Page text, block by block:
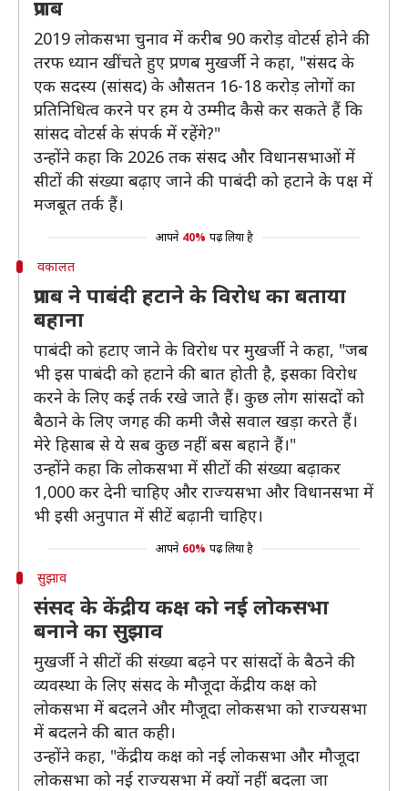
प्रणब
2019 लोकसभा चुनाव में करीब 90 करोड़ वोटर्स होने की
तरफ ध्यान खींचते हुए प्रणब मुखर्जी ने कहा, "संसद के
एक सदस्य (सांसद) के औसतन 16-18 करोड़ लोगों का
प्रतिनिधित्व करने पर हम ये उम्मीद कैसे कर सकते हैं कि
सांसद वोटर्स के संपर्क में रहेंगे?"
उन्होंने कहा कि 2026 तक संसद और विधानसभाओं में
सीटों की संख्या बढ़ाए जाने की पाबंदी को हटाने के पक्ष में
मजबूत तर्क हैं।
आपने 40% पढ़ लिया है
वकालत
प्रणब ने पाबंदी हटाने के विरोध का बताया
बहाना
पाबंदी को हटाए जाने के विरोध पर मुखर्जी ने कहा, "जब
भी इस पाबंदी को हटाने की बात होती है, इसका विरोध
करने के लिए कई तर्क रखे जाते हैं। कुछ लोग सांसदों को
बैठाने के लिए जगह की कमी जैसे सवाल खड़ा करते हैं।
मेरे हिसाब से ये सब कुछ नहीं बस बहाने हैं।"
उन्होंने कहा कि लोकसभा में सीटों की संख्या बढ़ाकर
1,000 कर देनी चाहिए और राज्यसभा और विधानसभा में
भी इसी अनुपात में सीटें बढ़ानी चाहिए।
आपने 60% पढ़ लिया है
सुझाव
संसद के केंद्रीय कक्ष को नई लोकसभा
बनाने का सुझाव
मुखर्जी ने सीटों की संख्या बढ़ने पर सांसदों के बैठने की
व्यवस्था के लिए संसद के मौजूदा केंद्रीय कक्ष को
लोकसभा में बदलने और मौजूदा लोकसभा को राज्यसभा
में बदलने की बात कही।
उन्होंने कहा, "केंद्रीय कक्ष को नई लोकसभा और मौजूदा
लोकसभा को नई राज्यसभा में क्यों नहीं बदला जा